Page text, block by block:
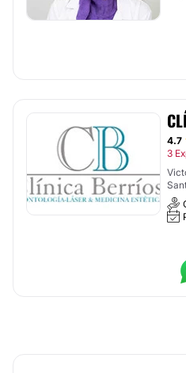
4.7
3